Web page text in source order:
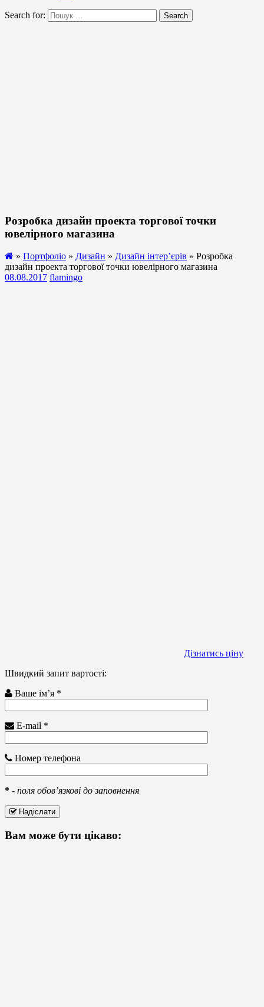
Search for: Search
Розробка дизайн проекта торгової точки
ювелірного магазина
» Портфоліо » Дизайн » Дизайн інтер’єрів » Розробка
дизайн проекта торгової точки ювелірного магазина
08.08.2017 flamingo
Дізнатись ціну
Швидкий запит вартості:
Ваше ім’я *
E-mail *
Номер телефона
* - поля обов’язкові до заповнення
Надіслати
Вам може бути цікаво: